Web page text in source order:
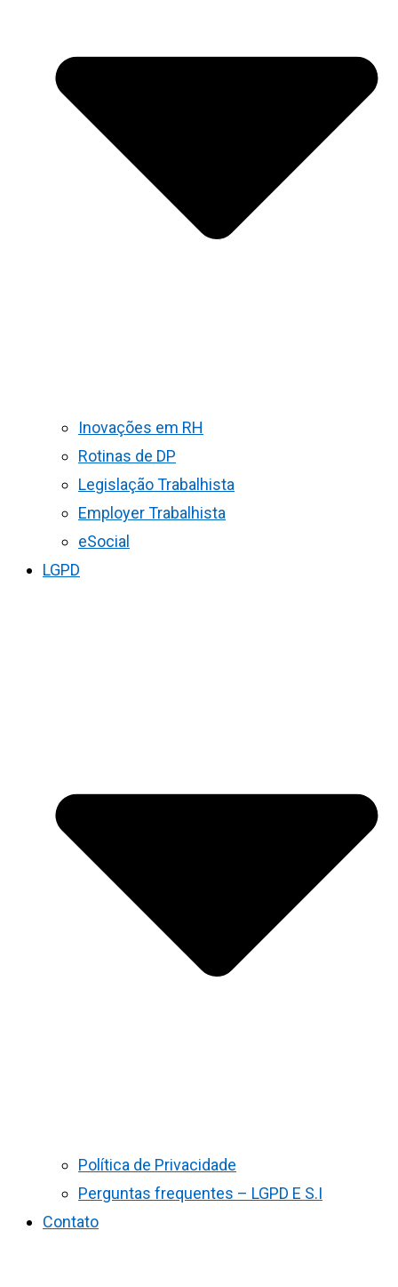
Inovações em RH
Rotinas de DP
Legislação Trabalhista
Employer Trabalhista
eSocial
LGPD
Política de Privacidade
Perguntas frequentes – LGPD E S.I
Contato